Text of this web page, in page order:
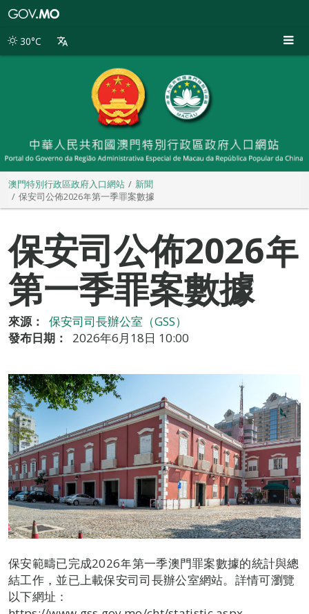
別
30°C
澳門特別行政區政府入口網站
新聞
保安司公佈2026年第一季罪案數據
保安司公佈2026年
第一季罪案數據
來源：
保安司司長辦公室（GSS）
發布日期：
2026年6月18日 10:00
保安範疇已完成2026年第一季澳門罪案數據的統計與總
結工作，並已上載保安司司長辦公室網站。詳情可瀏覽
以下網址：